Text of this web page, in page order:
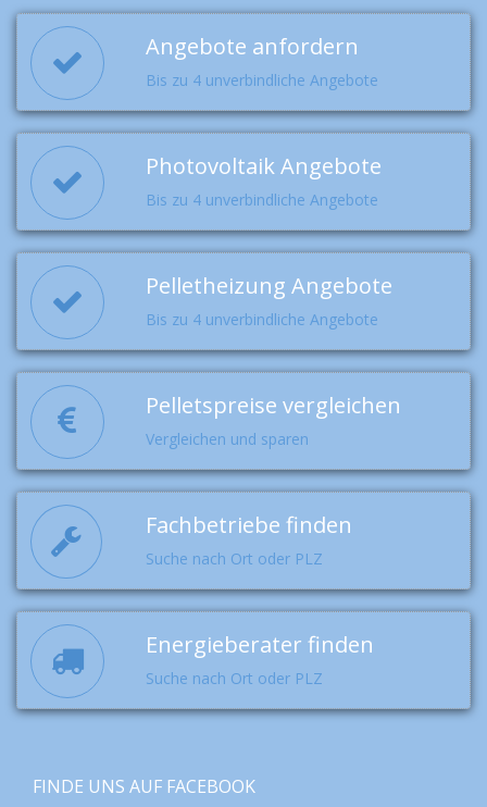
Angebote anfordern
Bis zu 4 unverbindliche Angebote
Photovoltaik Angebote
Bis zu 4 unverbindliche Angebote
Pelletheizung Angebote
Bis zu 4 unverbindliche Angebote
Pelletspreise vergleichen
Vergleichen und sparen
Fachbetriebe finden
Suche nach Ort oder PLZ
Energieberater finden
Suche nach Ort oder PLZ
FINDE UNS AUF FACEBOOK